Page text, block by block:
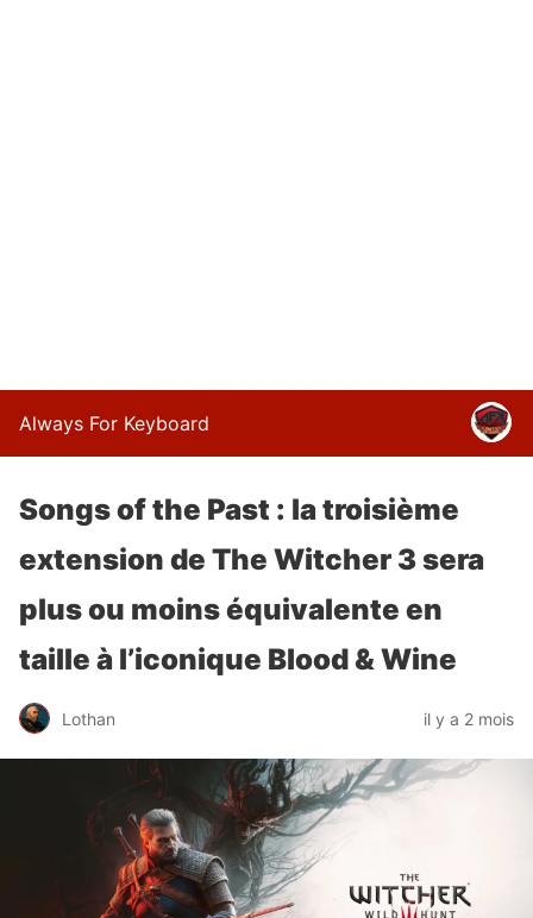
Always For Keyboard
Songs of the Past : la troisième
extension de The Witcher 3 sera
plus ou moins équivalente en
taille à l’iconique Blood & Wine
Lothan il y a 2 mois